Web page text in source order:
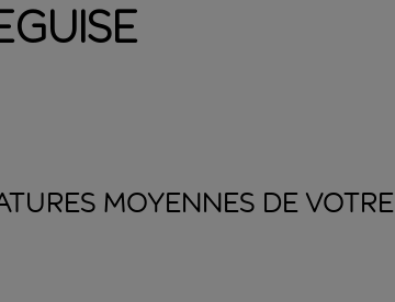
MOYENNES DE VOTRE